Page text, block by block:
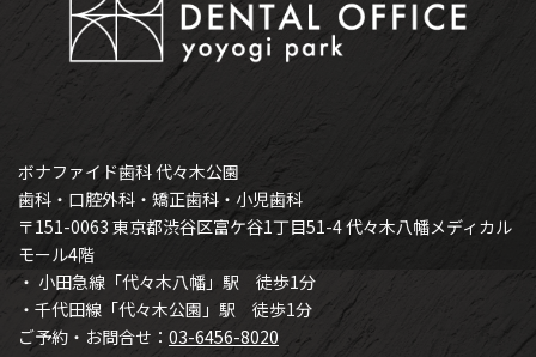
ボナファイド歯科 代々木公園
歯科・口腔外科・矯正歯科・小児歯科
〒151-0063 東京都渋谷区富ケ谷1丁目51-4 代々木八幡メディカル
モール4階
・ 小田急線「代々木八幡」駅 徒歩1分
・千代田線「代々木公園」駅 徒歩1分
ご予約・お問合せ： 03-6456-8020